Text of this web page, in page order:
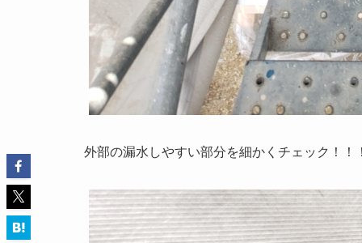
外部の漏水しやすい部分を細かくチェック！！